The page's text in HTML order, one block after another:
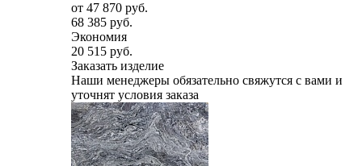
от 47 870 руб.
68 385 руб.
Экономия
20 515 руб.
Заказать изделие
Наши менеджеры обязательно свяжутся с вами и
уточнят условия заказа